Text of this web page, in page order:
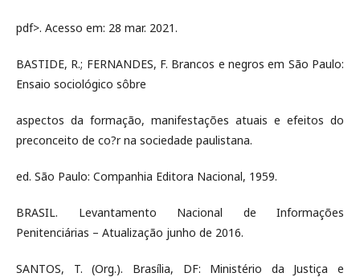
pdf>. Acesso em: 28 mar. 2021.
BASTIDE, R.; FERNANDES, F. Brancos e negros em São Paulo:
Ensaio sociológico sôbre
aspectos da formação, manifestações atuais e efeitos do
preconceito de co?r na sociedade paulistana.
ed. São Paulo: Companhia Editora Nacional, 1959.
BRASIL. Levantamento Nacional de Informações
Penitenciárias – Atualização junho de 2016.
SANTOS, T. (Org.). Brasília, DF: Ministério da Justiça e